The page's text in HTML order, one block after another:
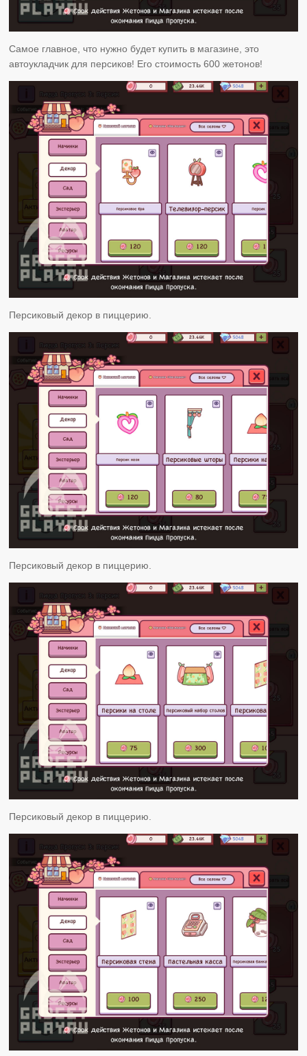
Самое главное, что нужно будет купить в магазине, это
автоукладчик для персиков! Его стоимость 600 жетонов!
Персиковый декор в пиццерию.
Персиковый декор в пиццерию.
Персиковый декор в пиццерию.